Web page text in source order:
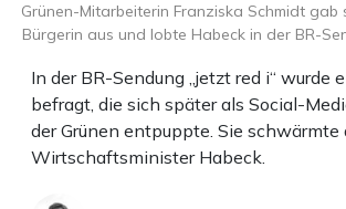
In der BR-Sendung „jetzt red i“ wurde
befragt, die sich später als Social-
der Grünen entpuppte. Sie schwärmte
Wirtschaftsminister Habeck.
Grünen-Mitarbeiterin Franziska Schmidt gab
Bürgerin aus und lobte Habeck in der BR-